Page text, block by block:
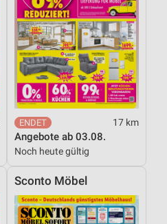
17 km
Angebote ab 03.08.
Noch heute gültig
Sconto Möbel